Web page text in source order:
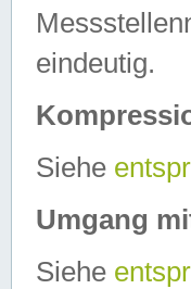
eindeutig.
Siehe
Umgang
Siehe